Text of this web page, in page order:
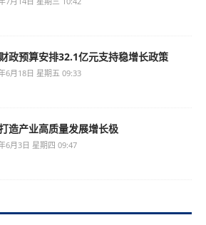
政预算安排32.1亿元支持稳增长政策
6月18日 星期五 09:33
造产业高质量发展增长极
6月3日 星期四 09:47